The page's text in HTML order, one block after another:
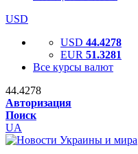
USD
USD 44.4278
EUR 51.3281
Все курсы валют
44.4278
Авторизация
Поиск
UA